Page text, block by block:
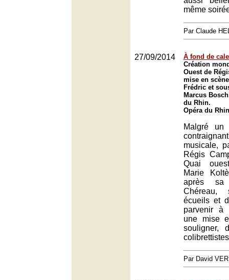
même
Par Claude
27/09/2014
À fond de cale
Création
Ouest de
mise en
Frédric et
Marcus
du Rhin.
Opéra du
Malgré un
musicale,
Régis
Quai
Marie
après sa
écueils et
parvenir à
une mise
souligner,
Par David